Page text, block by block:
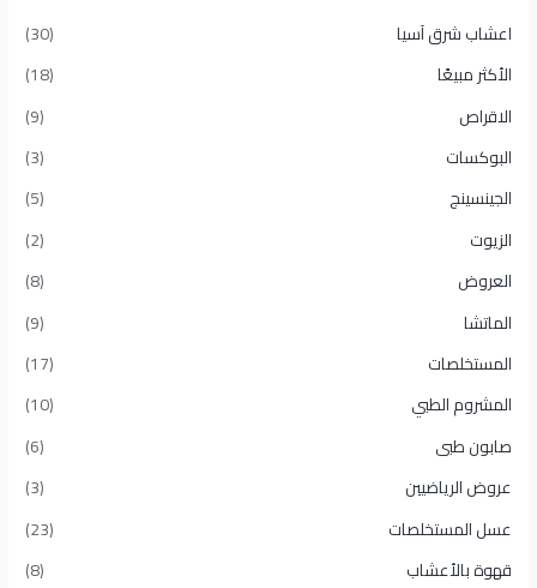
اعشاب شرق آسيا
(30)
الأكثر مبيعًا​
(18)
الاقراص
(9)
البوكسات
(3)
الجينسينج
(5)
الزيوت
(2)
العروض
(8)
الماتشا
(9)
المستخلصات
(17)
المشروم الطبي
(10)
صابون طبى
(6)
عروض الرياضيين
(3)
عسل المستخلصات
(23)
قهوة بالأعشاب
(8)